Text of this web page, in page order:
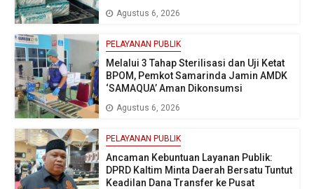
Agustus 6, 2026
PELAYANAN PUBLIK
Melalui 3 Tahap Sterilisasi dan Uji Ketat
BPOM, Pemkot Samarinda Jamin AMDK
‘SAMAQUA’ Aman Dikonsumsi
Agustus 6, 2026
PELAYANAN PUBLIK
Ancaman Kebuntuan Layanan Publik:
DPRD Kaltim Minta Daerah Bersatu Tuntut
Keadilan Dana Transfer ke Pusat